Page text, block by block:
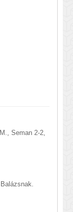
Seman 2-2,